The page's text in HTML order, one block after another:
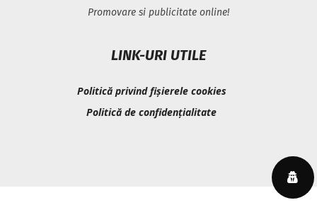
Promovare si publicitate online!
LINK-URI UTILE
Politică privind fișierele cookies
Politică de confidențialitate